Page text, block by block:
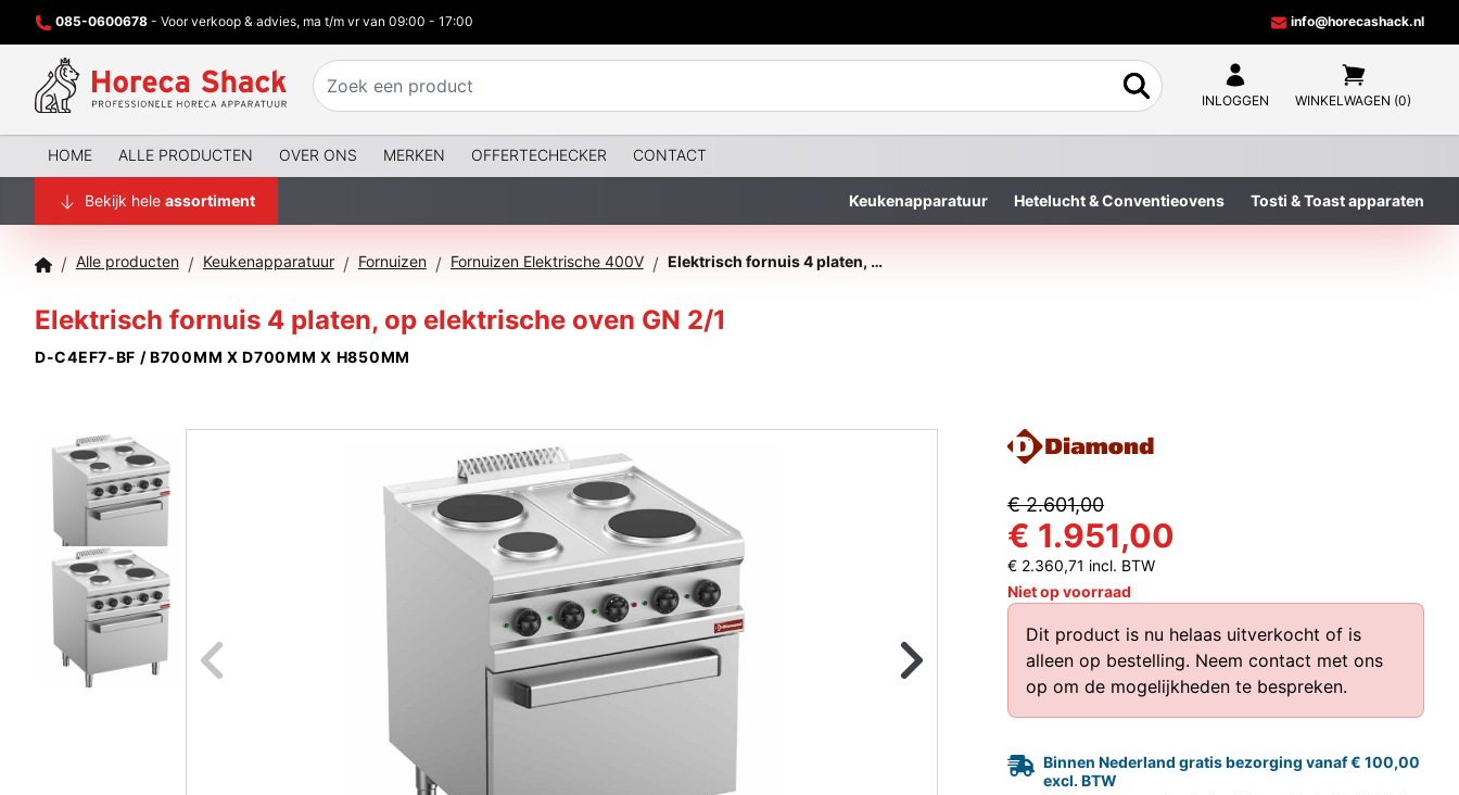
085-0600678 - Voor verkoop & advies, ma t/m vr van 09:00 - 17:00 info@horecashack.nl
INLOGGEN WINKELWAGEN (0)
HOME ALLE PRODUCTEN OVER ONS MERKEN OFFERTECHECKER CONTACT
Bekijk hele assortiment Keukenapparatuur Hetelucht & Conventieovens Tosti & Toast apparaten
/ Alle producten / Keukenapparatuur / Fornuizen / Fornuizen Elektrische 400V / Elektrisch fornuis 4 platen, op elektrische oven GN 2/1
Elektrisch fornuis 4 platen, op elektrische oven GN 2/1
D-C4EF7-BF / B700MM X D700MM X H850MM
Naar vorige foto Naar volgende
€ 2.601,00
€ 1.951,00
€ 2.360,71 incl. BTW
Niet op voorraad
Dit product is nu helaas uitverkocht of is
alleen op bestelling. Neem contact met ons
op om de mogelijkheden te bespreken.
Binnen Nederland gratis bezorging vanaf € 100,00
excl. BTW